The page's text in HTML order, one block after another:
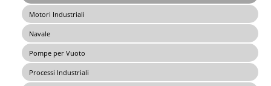
Motori Industriali
Navale
Pompe per Vuoto
Processi Industriali